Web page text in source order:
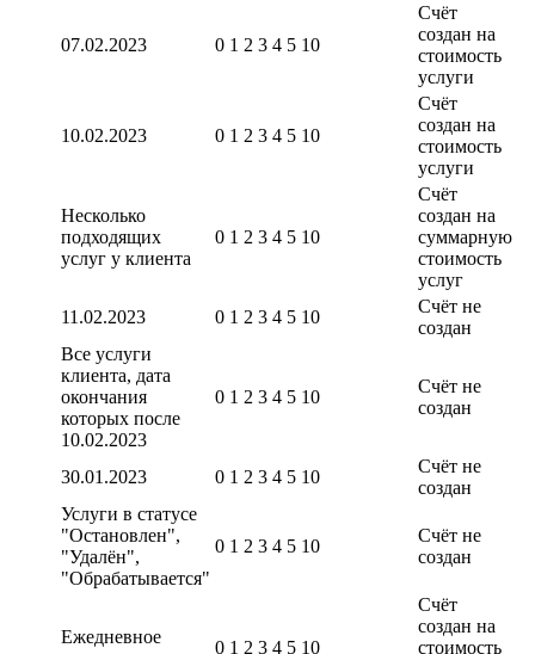
07.02.2023 0 1 2 3 4 5 10
Счёт
создан на
стоимость
услуги
10.02.2023 0 1 2 3 4 5 10
Счёт
создан на
стоимость
услуги
Несколько
подходящих
услуг у клиента
0 1 2 3 4 5 10
Счёт
создан на
суммарную
стоимость
услуг
11.02.2023
0 1 2 3 4 5 10
Счёт не
создан
Все услуги
клиента, дата
окончания
которых после
10.02.2023
0 1 2 3 4 5 10
Счёт не
создан
30.01.2023 0 1 2 3 4 5 10
Счёт не
создан
Услуги в статусе
"Остановлен",
"Удалён",
"Обрабатывается"
0 1 2 3 4 5 10
Счёт не
создан
Ежедневное
0 1 2 3 4 5 10
Счёт
создан на
стоимость